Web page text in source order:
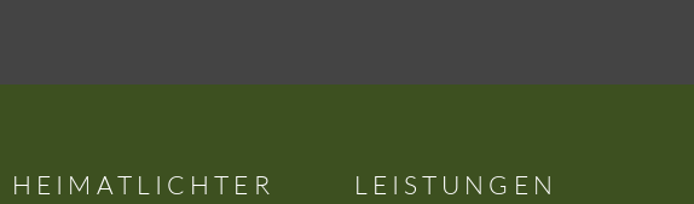
HEIMATLICHTER LEISTUNGEN